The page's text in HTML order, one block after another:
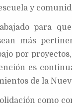
y
para
más
por
es
de la
como